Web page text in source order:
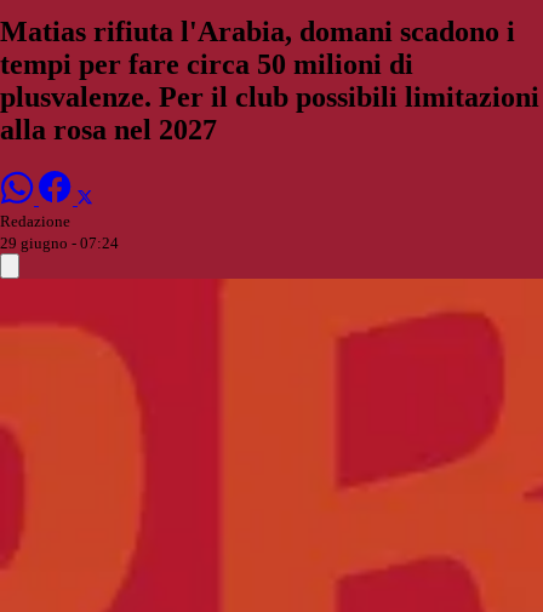
Matias rifiuta l'Arabia, domani scadono i
tempi per fare circa 50 milioni di
plusvalenze. Per il club possibili limitazioni
alla rosa nel 2027
Redazione
29 giugno - 07:24